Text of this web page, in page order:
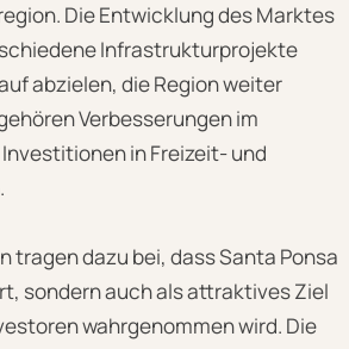
Die Entwicklung des Marktes
Infrastrukturprojekte
abzielen, die Region weiter
Verbesserungen im
in Freizeit- und
tragen dazu bei, dass Santa Ponsa
sondern auch als attraktives Ziel
wahrgenommen wird. Die